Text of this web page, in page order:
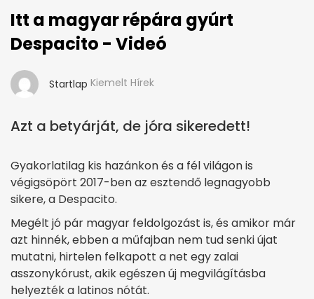
Itt a magyar répára gyúrt
Despacito - Videó
Startlap Kiemelt Hírek
Azt a betyárját, de jóra sikeredett!
Gyakorlatilag kis hazánkon és a fél világon is
végigsöpört 2017-ben az esztendő legnagyobb
sikere, a Despacito.
Megélt jó pár magyar feldolgozást is, és amikor már
azt hinnék, ebben a műfajban nem tud senki újat
mutatni, hirtelen felkapott a net egy zalai
asszonykórust, akik egészen új megvilágításba
helyezték a latinos nótát.